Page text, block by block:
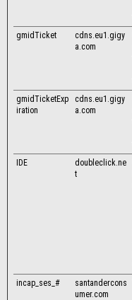
gmidTicket
cdns.eu1.gigy
a.com
gmidTicketExp
iration
cdns.eu1.gigy
a.com
IDE
doubleclick.ne
t
incap_ses_#
santandercons
umer.com